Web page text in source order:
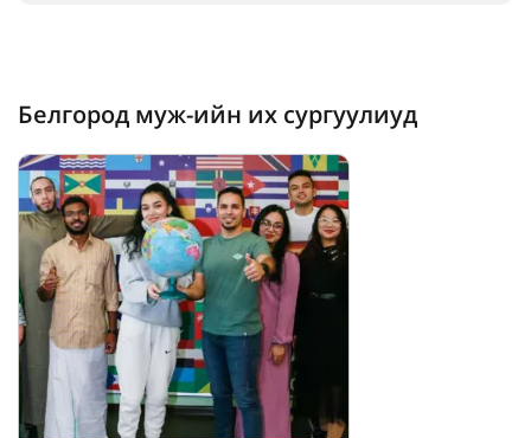
Белгород муж-ийн их сургуулиуд